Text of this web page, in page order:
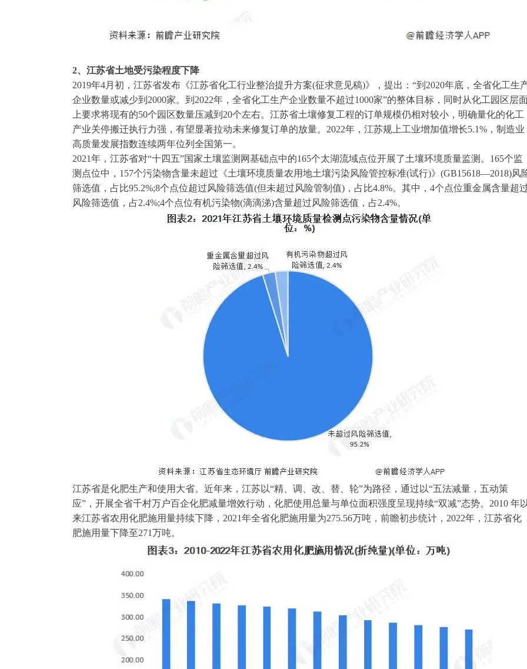
2、江苏省土地受污染程度下降
2019年4月初，江苏省发布《江苏省化工行业整治提升方案(征求意见稿)》，提出：“到2020年底，全省化工生
企业数量或减少到2000家。到2022年，全省化工生产企业数量不超过1000家”的整体目标，同时从化工园区层
上要求将现有的50个园区数量压减到20个左右。江苏省土壤修复工程的订单规模仍相对较小，明确量化的化工
产业关停搬迁执行力强，有望显著拉动未来修复订单的放量。2022年，江苏规上工业增加值增长5.1%，制造业
高质量发展指数连续两年位列全国第一。
2021年，江苏省对“十四五”国家土壤监测网基础点中的165个太湖流域点位开展了土壤环境质量监测。165个监
测点位中，157个污染物含量未超过《土壤环境质量农用地土壤污染风险管控标准(试行)》(GB15618—2018)风
筛选值，占比95.2%;8个点位超过风险筛选值(但未超过风险管制值)，占比4.8%。其中，4个点位重金属含量超
风险筛选值，占2.4%;4个点位有机污染物(滴滴涕)含量超过风险筛选值，占2.4%。
江苏省是化肥生产和使用大省。近年来，江苏以“精、调、改、替、轮”为路径，通过以“五法减量，五动策
应”，开展全省千村万户百企化肥减量增效行动，化肥使用总量与单位面积强度呈现持续“双减”态势。2010 年
来江苏省农用化肥施用量持续下降，2021年全省化肥施用量为275.56万吨，前瞻初步统计，2022年，江苏省化
肥施用量下降至271万吨。